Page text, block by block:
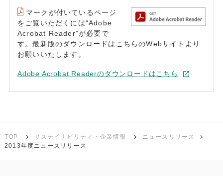
マークが付いているページ
をご覧いただくには“Adobe
Acrobat Reader”が必要で
す。最新版のダウンロードはこちらのWebサイトより
お願いいたします。
Adobe Acrobat Readerのダウンロードはこちら
TOP サステイナビリティ・企業情報
ニュースリリース
2013年度ニュースリリース